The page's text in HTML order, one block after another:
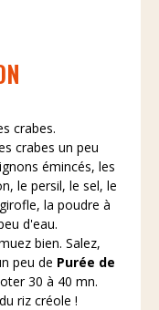
crabes.
crabes un peu
émincés, les
le persil, le sel, le
la poudre à
d'eau.
bien. Salez,
peu de Purée de
30 à 40 mn.
riz créole !